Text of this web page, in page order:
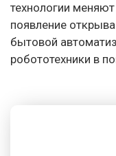
технологии
появление
бытовой
робототехники в